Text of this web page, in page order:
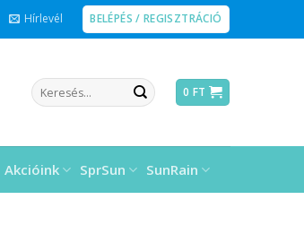
Hírlevél BELÉPÉS / REGISZTRÁCIÓ
Keresés
a
0 FT
Akcióink SprSun SunRain